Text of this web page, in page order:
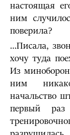
настоящая
ним
поверила?
…Писала,
хочу туда
Из
ним
начальство
первый